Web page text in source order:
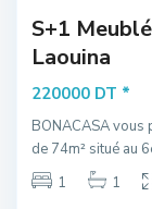
S+1
Laouina
220000 DT *
BONACASA vous
de 74m² situé au
1
1